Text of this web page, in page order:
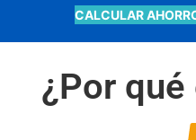
CALCULAR
¿Por